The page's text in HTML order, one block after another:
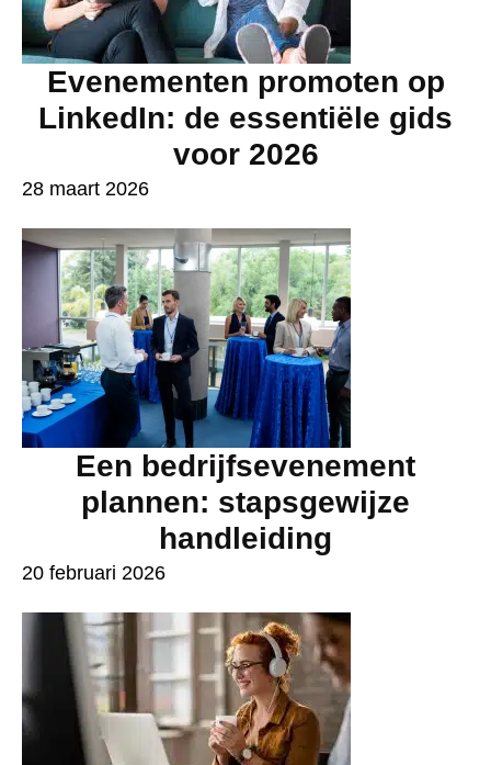
Evenementen promoten op
LinkedIn: de essentiële gids
voor 2026
28 maart 2026
Een bedrijfsevenement
plannen: stapsgewijze
handleiding
20 februari 2026